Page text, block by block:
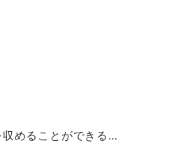
めることができる…